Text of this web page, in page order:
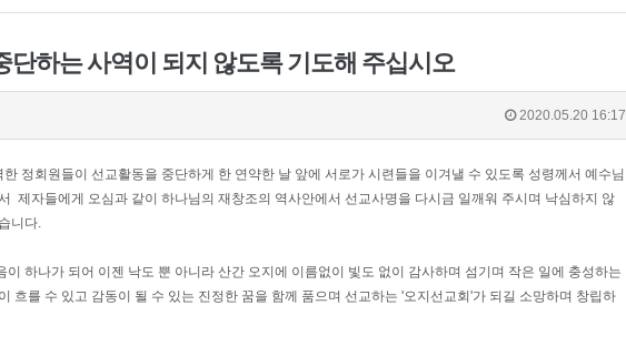
단하는 사역이 되지 않도록 기도해 주십시오
2020.05.20 16:17
정회원들이 선교활동을 중단하게 한 연약한 날 앞에 서로가 시련들을 이겨낼 수 있도록 성령께서 예수님
제자들에게 오심과 같이 하나님의 재창조의 역사안에서 선교사명을 다시금 일깨워 주시며 낙심하지 않
니다.
하나가 되어 이젠 낙도 뿐 아니라 산간 오지에 이름없이 빛도 없이 감사하며 섬기며 작은 일에 충성하는
흐를 수 있고 감동이 될 수 있는 진정한 꿈을 함께 품으며 선교하는 '오지선교회'가 되길 소망하며 창립하